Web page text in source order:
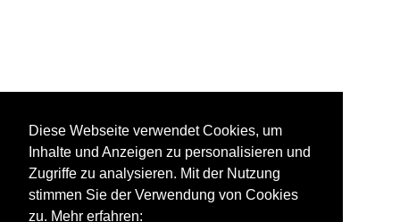
Diese Webseite verwendet Cookies, um
Inhalte und Anzeigen zu personalisieren und
Zugriffe zu analysieren. Mit der Nutzung
stimmen Sie der Verwendung von Cookies
zu. Mehr erfahren: